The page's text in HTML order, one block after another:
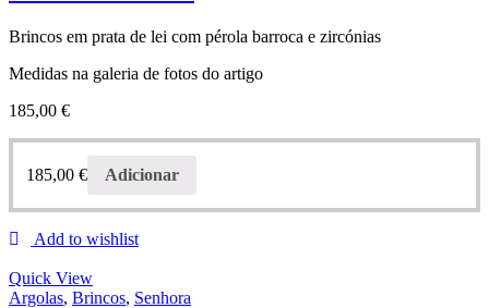
Brincos em prata de lei com pérola barroca e zircónias
Medidas na galeria de fotos do artigo
185,00 €
185,00 € Adicionar
Add to wishlist
Quick View
Argolas, Brincos, Senhora